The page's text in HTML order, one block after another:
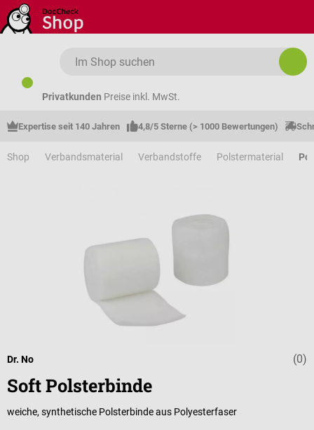
Zum Hauptinhalt springen
Privatkunden Preise inkl. MwSt.
Expertise seit 140 Jahren 4,8/5 Sterne (> 1000 Bewertungen)
Shop Verbandsmaterial Verbandstoffe Polstermaterial
(0)
Dr. No
Soft Polsterbinde
weiche, synthetische Polsterbinde aus Polyesterfaser